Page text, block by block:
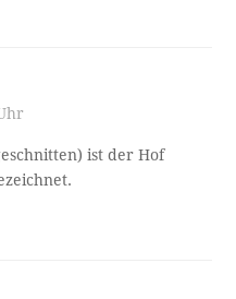
ist der Hof